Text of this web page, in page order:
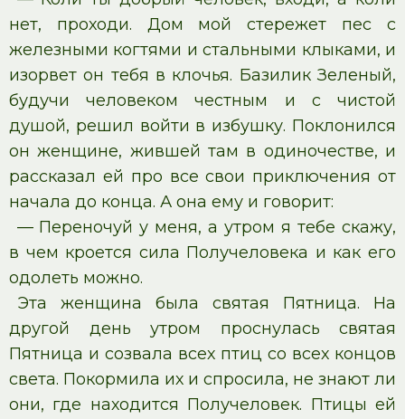
нет, проходи. Дом мой стережет пес с
железными когтями и стальными клыками, и
изорвет он тебя в клочья. Базилик Зеленый,
будучи человеком честным и с чистой
душой, решил войти в избушку. Поклонился
он женщине, жившей там в одиночестве, и
рассказал ей про все свои приключения от
начала до конца. А она ему и говорит:
— Переночуй у меня, а утром я тебе скажу,
в чем кроется сила Получеловека и как его
одолеть можно.
Эта женщина была святая Пятница. На
другой день утром проснулась святая
Пятница и созвала всех птиц со всех концов
света. Покормила их и спросила, не знают ли
они, где находится Получеловек. Птицы ей